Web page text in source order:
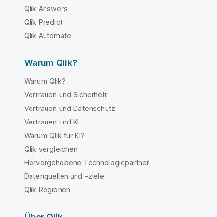
Qlik Answers
Qlik Predict
Qlik Automate
Warum Qlik?
Warum Qlik?
Vertrauen und Sicherheit
Vertrauen und Datenschutz
Vertrauen und KI
Warum Qlik für KI?
Qlik vergleichen
Hervorgehobene Technologiepartner
Datenquellen und -ziele
Qlik Regionen